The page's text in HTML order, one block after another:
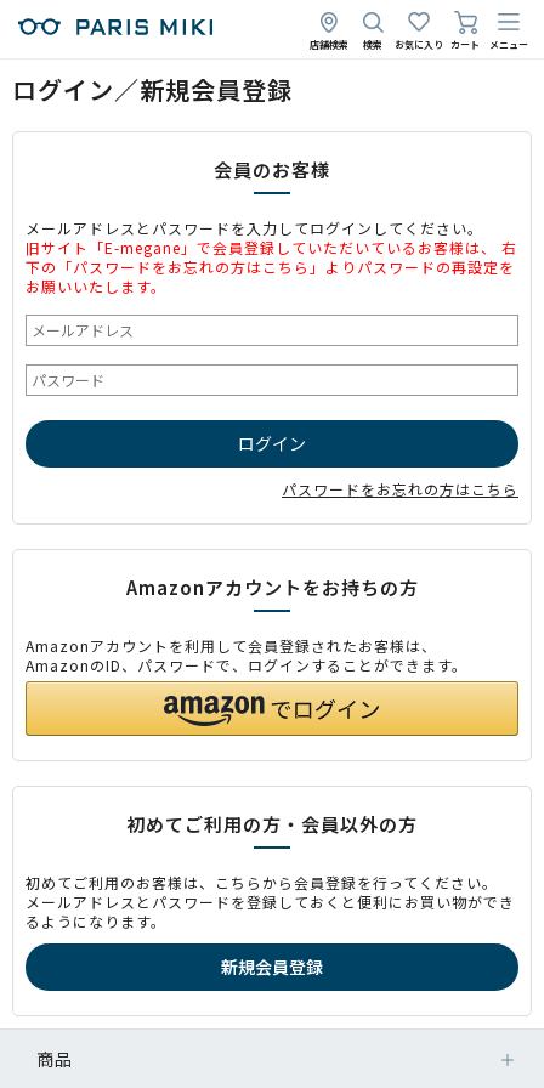
店舗検索 検索 お気に入り カート メニュー
ログイン／新規会員登録
会員のお客様
メールアドレスとパスワードを入力してログインしてください。
旧サイト「E-megane」で会員登録していただいているお客様は、 右
下の「パスワードをお忘れの方はこちら」よりパスワードの再設定を
お願いいたします。
パスワードをお忘れの方はこちら
Amazonアカウントをお持ちの方
Amazonアカウントを利用して会員登録されたお客様は、
AmazonのID、パスワードで、ログインすることができます。
初めてご利用の方・会員以外の方
初めてご利用のお客様は、こちらから会員登録を行ってください。
メールアドレスとパスワードを登録しておくと便利にお買い物ができ
るようになります。
商品